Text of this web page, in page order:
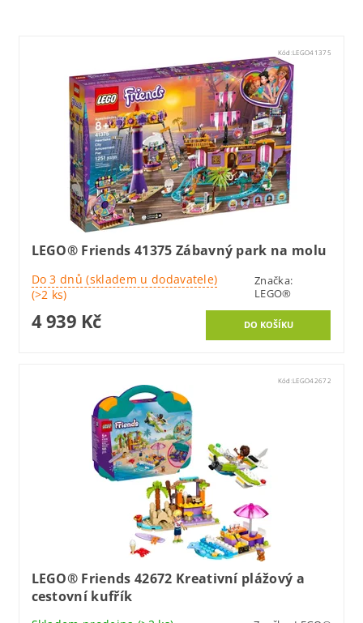
Kód:LEGO41375
LEGO® Friends 41375 Zábavný park na molu
Do 3 dnů (skladem u dodavatele)
(>2 ks)
Značka:
LEGO®
4 939 Kč
Kód:LEGO42672
LEGO® Friends 42672 Kreativní plážový a
cestovní kufřík